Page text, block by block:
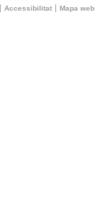
Accessibilitat Mapa web